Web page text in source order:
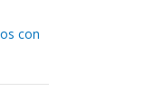
con